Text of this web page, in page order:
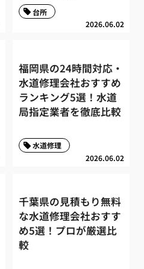
2026.06.02
台所
福岡県の24時間対応・
水道修理会社おすすめ
ランキング5選！水道
局指定業者を徹底比較
2026.06.02
水道修理
千葉県の見積もり無料
な水道修理会社おすす
め5選！プロが厳選比
較